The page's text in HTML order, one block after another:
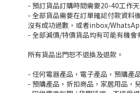
- 預訂貨品訂購時間需要20-40工作天
- 全部貨品需要在訂單確認付款資料
沒有成功過數，或者inbox/
- 全部減價/特價貨品均有可能有機會
所有貨品出門恕不退換及退款。
- 任何電器產品，電子產品，預購產
- 預購產品，折扣商品，家居用品，